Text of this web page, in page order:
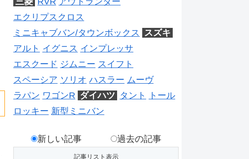
エクリプスクロス
ミニキャブバン/タウンボックス
スズキ
アルト イグニス インプレッサ
エスクード ジムニー スイフト
スペーシア ソリオ ハスラー ムーヴ
ラパン ワゴンR ダイハツ タント
トール
ロッキー 新型ミニバン
新しい記事 過去の記事